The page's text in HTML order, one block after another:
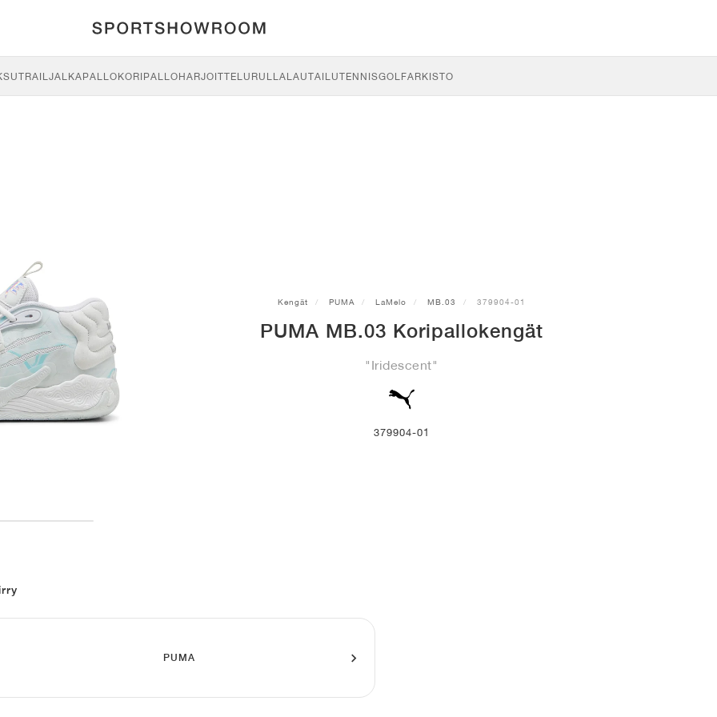
TRAILJALKAPALLOKORIPALLOHARJOITTELU RULLALAUTAILUTENNISGOLFARKISTO
Kengät PUMA LaMelo MB.03 379904-01
PUMA MB.03 Koripallokengät
"Iridescent"
379904-01
PUMA